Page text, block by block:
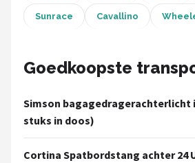
Shimano
Alle merken →
Sunrace Cavallino
Goedkoopste
Simson bagagedragerachterlicht
stuks in doos)
Cortina Spatbordstang achter 24